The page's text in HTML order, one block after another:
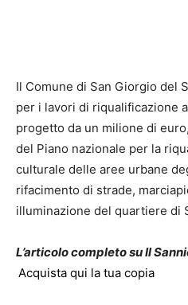
Il Comune di San Giorgio del
per i lavori di riqualificazione
progetto da un milione di
del Piano nazionale per la
culturale delle aree urbane
rifacimento di strade,
illuminazione del quartiere di
L’articolo completo su Il
Acquista qui la tua copia